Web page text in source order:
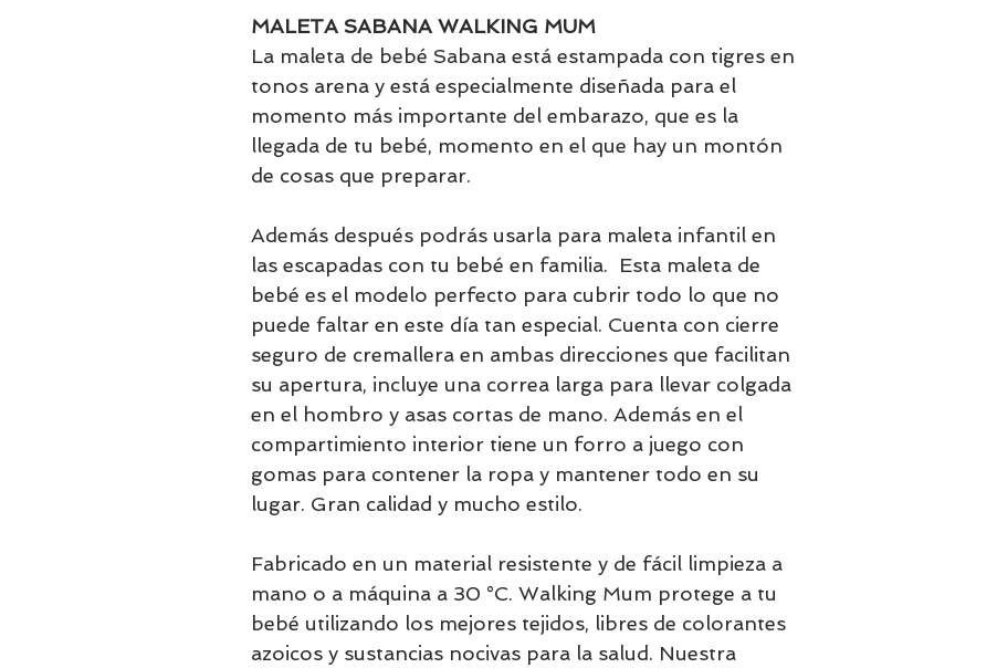
MALETA SABANA WALKING MUM
La maleta de bebé Sabana está estampada con tigres en
tonos arena y está especialmente diseñada para el
momento más importante del embarazo, que es la
llegada de tu bebé, momento en el que hay un montón
de cosas que preparar.
Además después podrás usarla para maleta infantil en
las escapadas con tu bebé en familia. Esta maleta de
bebé es el modelo perfecto para cubrir todo lo que no
puede faltar en este día tan especial. Cuenta con cierre
seguro de cremallera en ambas direcciones que facilitan
su apertura, incluye una correa larga para llevar colgada
en el hombro y asas cortas de mano. Además en el
compartimiento interior tiene un forro a juego con
gomas para contener la ropa y mantener todo en su
lugar. Gran calidad y mucho estilo.
Fabricado en un material resistente y de fácil limpieza a
mano o a máquina a 30 °C. Walking Mum protege a tu
bebé utilizando los mejores tejidos, libres de colorantes
azoicos y sustancias nocivas para la salud. Nuestra